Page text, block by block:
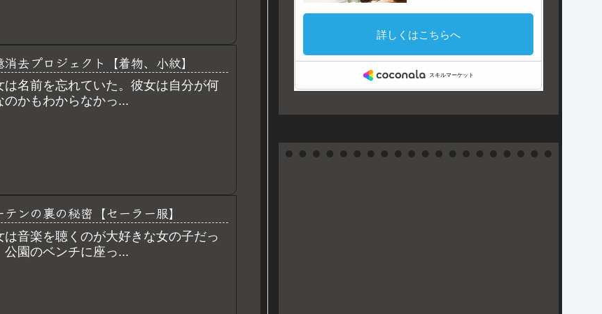
消去プロジェクト【着物、小紋】
は名前を忘れていた。彼女は自分が何
のかもわからなかっ...
テンの裏の秘密【セーラー服】
は音楽を聴くのが大好きな女の子だっ
公園のベンチに座っ...